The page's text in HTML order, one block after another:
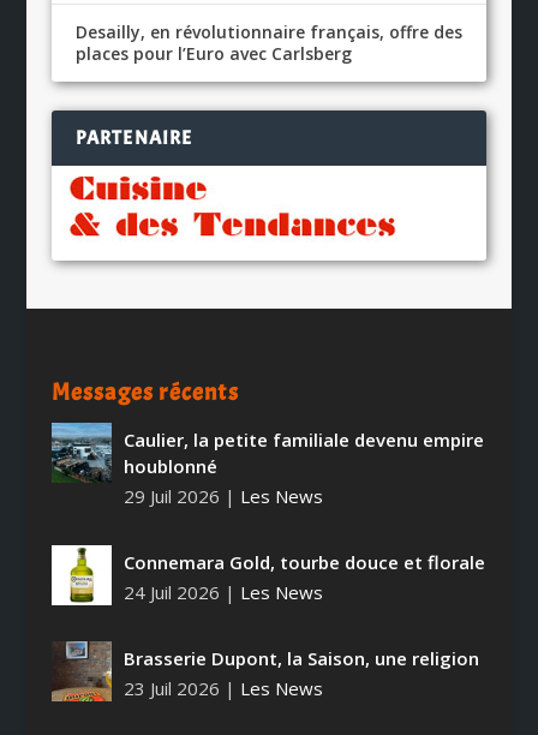
Desailly, en révolutionnaire français, offre des
places pour l’Euro avec Carlsberg
PARTENAIRE
Messages récents
Caulier, la petite familiale devenu empire
houblonné
29 Juil 2026 | Les News
Connemara Gold, tourbe douce et florale
24 Juil 2026 | Les News
Brasserie Dupont, la Saison, une religion
23 Juil 2026 | Les News